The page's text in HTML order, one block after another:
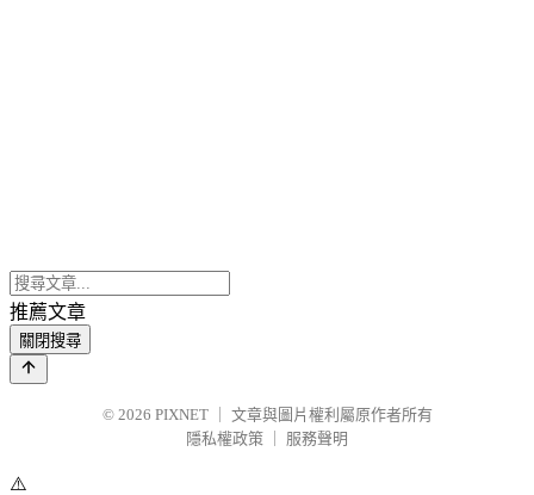
推薦文章
關閉搜尋
© 2026 PIXNET
文章與圖片權利屬原作者所有
隱私權政策
服務聲明
⚠️